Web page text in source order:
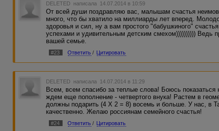
DELETED написала 14.07.2014 в 10:59
От всей души поздравляю вас, малышам счастья
много, что бы хватило на миллиарды лет вперед.
здоровья и сил, ну а вам простого "бабушкиного"
успехами и удивительным детским смехом)))))))))) Ведь
вашей семье.
#23 Ответить / Цитировать
DELETED написала 14.07.2014 в 11:29
Всем, всем спасибо за теплые слова! Боюсь показаться
ждем еще пополнение - четвертого внука! Растем в
должны подарить (4 Х 2 = 8) восемь и больше. У нас, в
качественно. Желаю россиянам семейного счастья!
#24 Ответить / Цитировать